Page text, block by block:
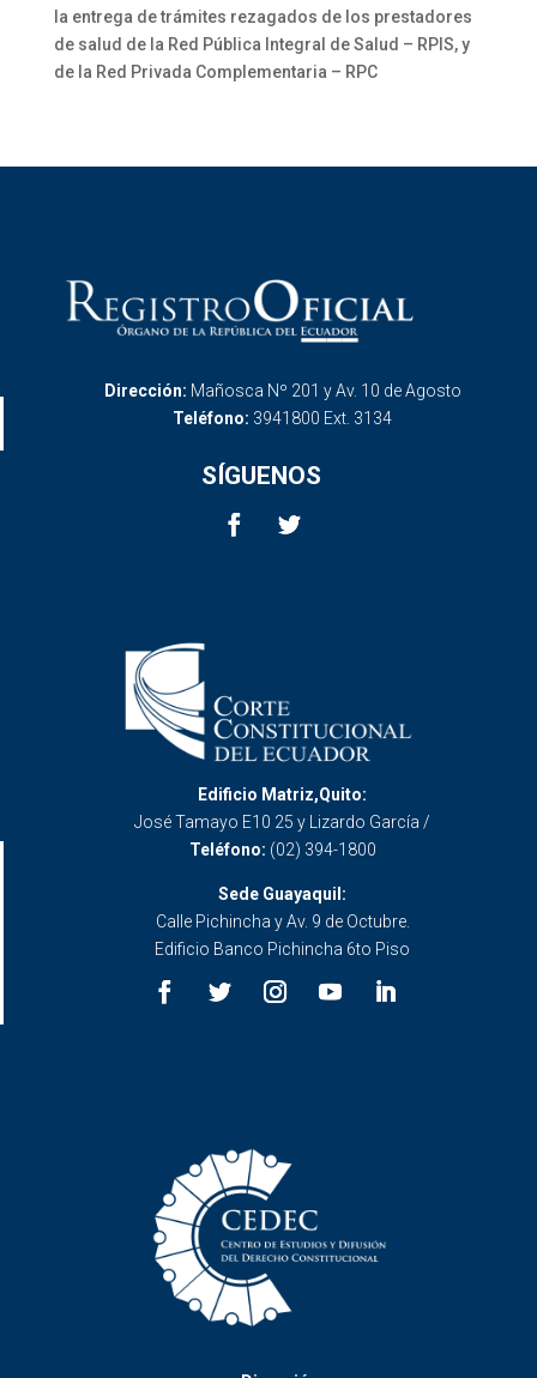
la entrega de trámites rezagados de los prestadores
de salud de la Red Pública Integral de Salud – RPIS, y
de la Red Privada Complementaria – RPC
Dirección: Mañosca Nº 201 y Av. 10 de Agosto
Teléfono: 3941800 Ext. 3134
SÍGUENOS
Edificio Matriz,Quito:
José Tamayo E10 25 y Lizardo García /
Teléfono: (02) 394-1800
Sede Guayaquil:
Calle Pichincha y Av. 9 de Octubre.
Edificio Banco Pichincha 6to Piso